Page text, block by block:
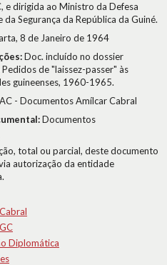
e dirigida ao Ministro da Defesa
da Segurança da República da Guiné.
8 de Janeiro de 1964
Doc. incluído no dossier
de "laissez-passer" às
guineenses, 1960-1965.
- Documentos Amílcar Cabral
Documentos
total ou parcial, deste documento
autorização da entidade
Diplomática